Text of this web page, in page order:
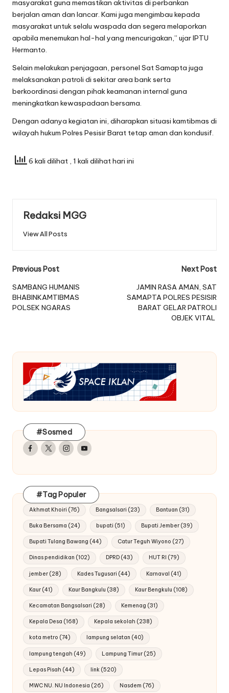
masyarakat guna memastikan aktivitas di perbankan
berjalan aman dan lancar. Kami juga mengimbau kepada
masyarakat untuk selalu waspada dan segera melaporkan
apabila menemukan hal-hal yang mencurigakan,” ujar IPTU
Hermanto.
Selain melakukan penjagaan, personel Sat Samapta juga
melaksanakan patroli di sekitar area bank serta
berkoordinasi dengan pihak keamanan internal guna
meningkatkan kewaspadaan bersama.
Dengan adanya kegiatan ini, diharapkan situasi kamtibmas di
wilayah hukum Polres Pesisir Barat tetap aman dan kondusif.
6 kali dilihat , 1 kali dilihat hari ini
Redaksi MGG
View All Posts
Post
navigation
Previous Post
SAMBANG HUMANIS
BHABINKAMTIBMAS
POLSEK NGARAS
Next Post
JAMIN RASA AMAN, SAT
SAMAPTA POLRES PESISIR
BARAT GELAR PATROLI
OBJEK VITAL
#Sosmed
Facebook
TwitterInstagram
Youtube
#Tag Populer
Akhmat Khoiri (76) Bangsalsari (23) Bantuan (31)
Buka Bersama (24) bupati (51) Bupati Jember(39)
Bupati Tulang Bawang (44) Catur Teguh Wiyono (27)
Dinas pendidikan (102) DPRD(43) HUT RI (79)
jember (28) Kades Tugusari (44) Karnaval (41)
Kaur (41) Kaur Bangkulu (38) Kaur Bengkulu (108)
Kecamatan Bangsalsari (28) Kemenag (31)
Kepala Desa (168) Kepala sekolah (238)
kota metro (74) lampung selatan (40)
lampung tengah (49) Lampung Timur(25)
Lepas Pisah (44) link(520)
MWC NU. NU Indonesia (26) Nasdem (76)